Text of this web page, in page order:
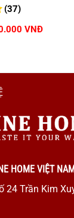
(37)
VNĐGiá
HOME VIỆT
24 Trần Kim